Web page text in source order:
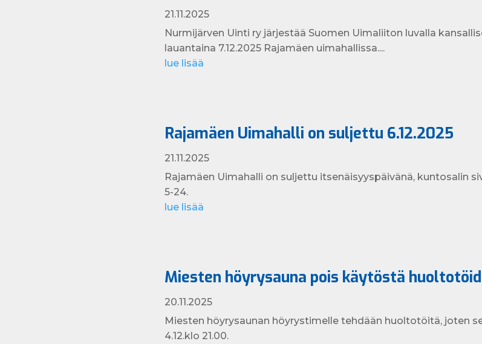
21.11.2025
Nurmijärven Uinti ry järjestää Suomen Uimaliiton luvalla
lauantaina 7.12.2025 Rajamäen uimahallissa....
lue lisää
Rajamäen Uimahalli on suljettu 6.12.2025
21.11.2025
Rajamäen Uimahalli on suljettu itsenäisyyspäivänä, kuntosalin
5-24.
lue lisää
Miesten höyrysauna pois käytöstä
20.11.2025
Miesten höyrysaunan höyrystimelle tehdään huoltotöitä, joten
4.12.klo 21.00.